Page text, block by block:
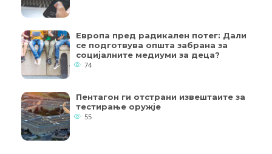
Европа пред радикален потег: Дали
се подготвува општа забрана за
социјалните медиуми за деца?
74
Пентагон ги отстрани извештаите за
тестирање оружје
55